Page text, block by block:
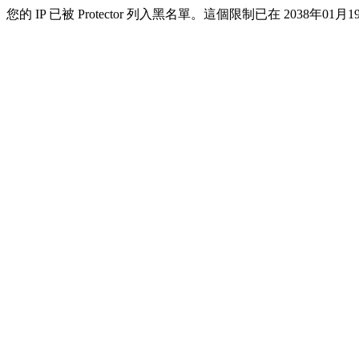
您的 IP 已被 Protector 列入黑名單。這個限制已在 2038年01月